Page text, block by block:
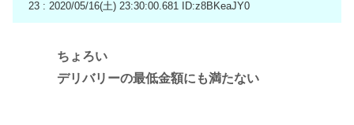
23 : 2020/05/16(土) 23:30:00.681 ID:z8BKeaJY0
ちょろい
デリバリーの最低金額にも満たない